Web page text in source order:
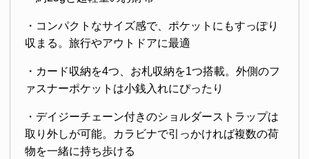
・コンパクトなサイズ感で、ポケットにもすっぽり
収まる。旅行やアウトドアに最適
・カード収納を4つ、お札収納を1つ搭載。外側のフ
ァスナーポケットは小銭入れにぴったり
・デイジーチェーン付きのショルダーストラップは
取り外しが可能。カラビナで引っかければ複数の荷
物を一緒に持ち歩ける